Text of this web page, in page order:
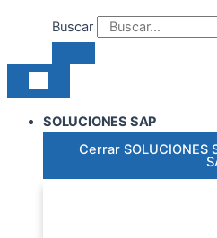
Buscar
SOLUCIONES SAP
Cerrar SOLUCIONES